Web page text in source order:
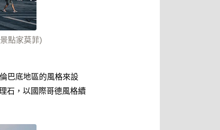
點家莫菲)
巴底地區的風格來設
石，以國際哥德風格續